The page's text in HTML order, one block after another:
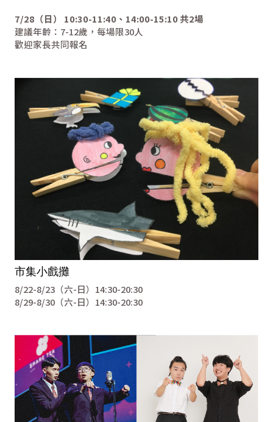
7/28（日） 10:30-11:40、14:00-15:10 共2場
建議年齡：7-12歲，每場限30人
歡迎家長共同報名
市集小戲攤
8/22-8/23（六-日）14:30-20:30
8/29-8/30（六-日）14:30-20:30